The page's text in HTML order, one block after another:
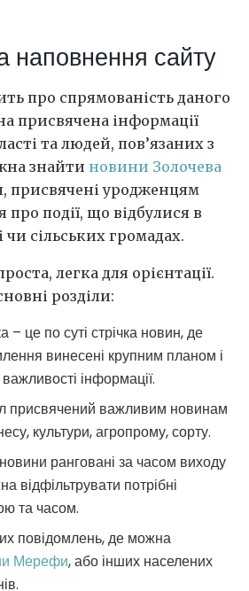
наповнення сайту
про спрямованість даного
присвячена інформації
та людей, пов’язаних з
знайти новини Золочева
присвячені уродженцям
про події, що відбулися в
сільських громадах.
легка для орієнтації.
розділи:
– це по суті стрічка новин, де
винесені крупним планом і
інформації.
присвячений важливим новинам
культури, агропрому, сорту.
ранговані за часом виходу
відфільтрувати потрібні
та часом.
повідомлень, де можна
Мерефи, або інших населених